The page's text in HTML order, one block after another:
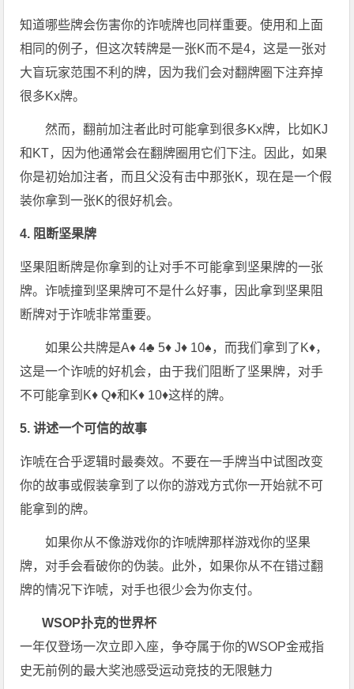
知道哪些牌会伤害你的诈唬牌也同样重要。使用和上面
相同的例子，但这次转牌是一张K而不是4，这是一张对
大盲玩家范围不利的牌，因为我们会对翻牌圈下注弃掉
很多Kx牌。
然而，翻前加注者此时可能拿到很多Kx牌，比如KJ
和KT，因为他通常会在翻牌圈用它们下注。因此，如果
你是初始加注者，而且父没有击中那张K，现在是一个假
装你拿到一张K的很好机会。
4. 阻断坚果牌
坚果阻断牌是你拿到的让对手不可能拿到坚果牌的一张
牌。诈唬撞到坚果牌可不是什么好事，因此拿到坚果阻
断牌对于诈唬非常重要。
如果公共牌是A♦ 4♣ 5♦ J♦ 10♠，而我们拿到了K♦，
这是一个诈唬的好机会，由于我们阻断了坚果牌，对手
不可能拿到K♦ Q♦和K♦ 10♦这样的牌。
5. 讲述一个可信的故事
诈唬在合乎逻辑时最奏效。不要在一手牌当中试图改变
你的故事或假装拿到了以你的游戏方式你一开始就不可
能拿到的牌。
如果你从不像游戏你的诈唬牌那样游戏你的坚果
牌，对手会看破你的伪装。此外，如果你从不在错过翻
牌的情况下诈唬，对手也很少会为你支付。
WSOP扑克的世界杯
一年仅登场一次立即入座，争夺属于你的WSOP金戒指
史无前例的最大奖池感受运动竞技的无限魅力